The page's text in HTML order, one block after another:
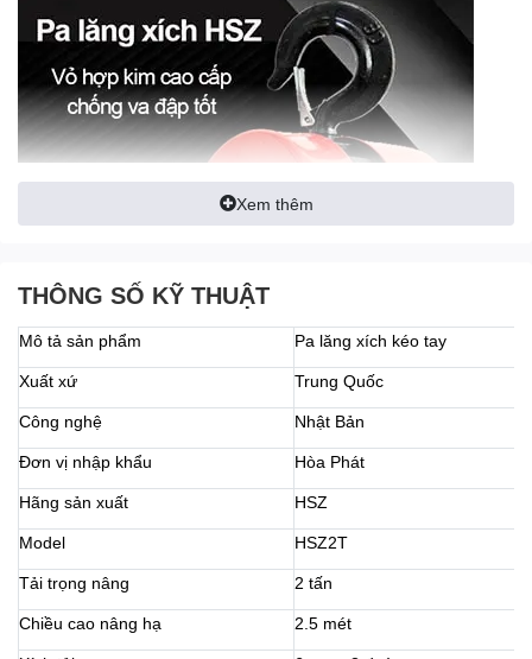
Dây xích kéo nhẹ nhàng không bị kẹt
Xem thêm
THÔNG SỐ KỸ THUẬT
Mô tả sản phẩm Pa lăng xích kéo tay
Xuất xứ Trung Quốc
Công nghệ Nhật Bản
Đơn vị nhập khẩu Hòa Phát
Hãng sản xuất HSZ
Model HSZ2T
Tải trọng nâng 2 tấn
Chiều cao nâng hạ 2.5 mét